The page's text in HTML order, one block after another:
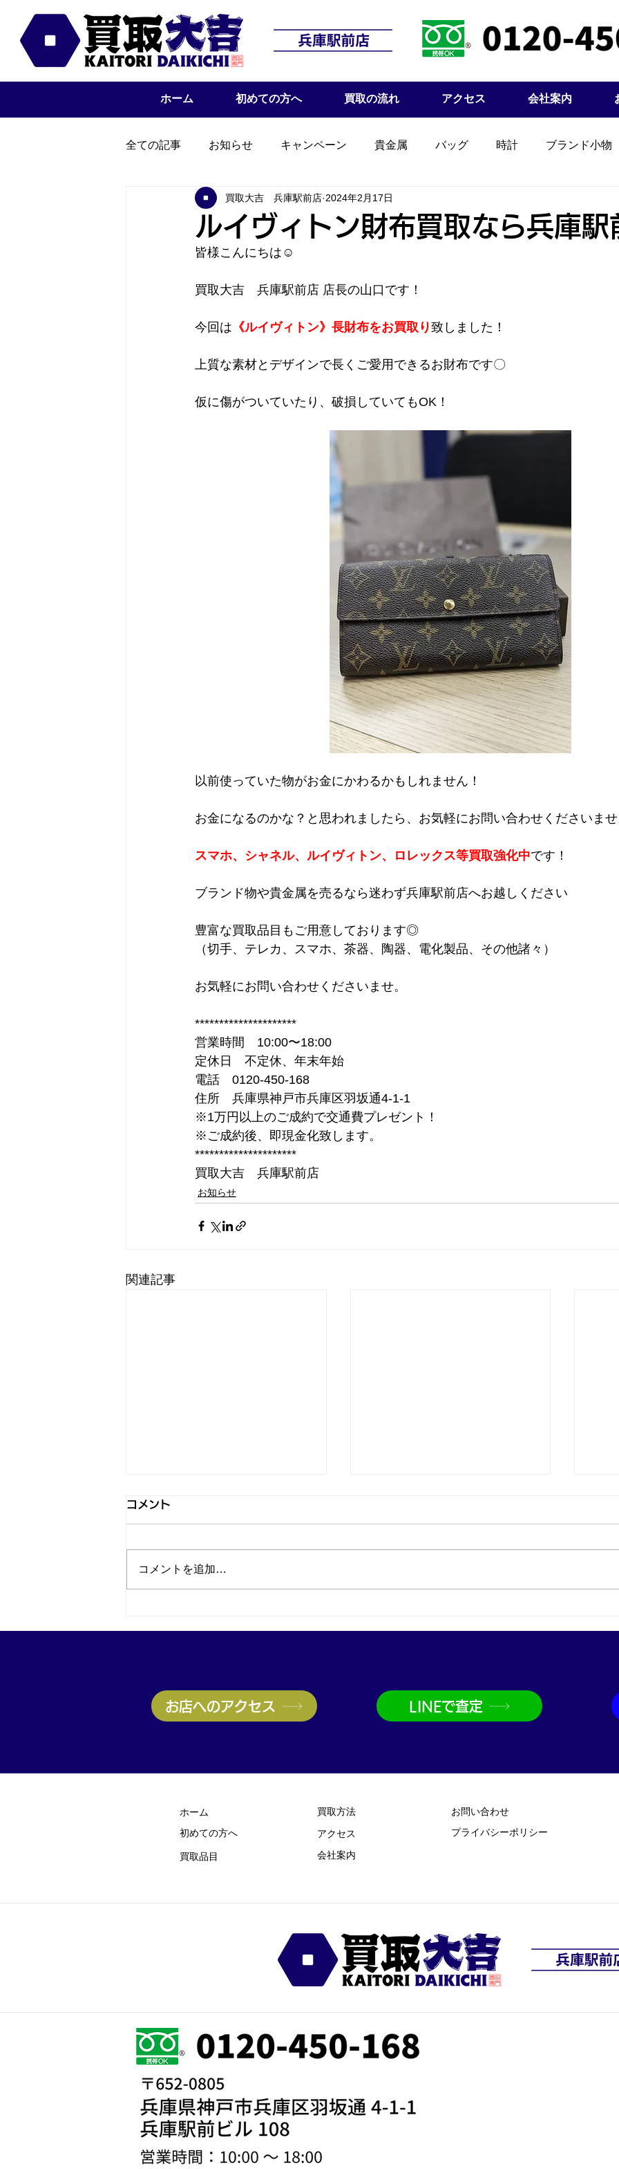
ホーム 初めての方へ 買取の流れ アクセス 会社案内
全ての記事 お知らせ キャンペーン 貴金属 バッグ 時計 ブランド小物
ルイヴィトン財布買取なら兵庫駅
買取大吉 兵庫駅前店 2024年2月17日
皆様こんにちは☺
買取大吉　兵庫駅前店 店長の山口です！
今回は 《ルイヴィトン》長財布をお買取り致しました！
上質な素材とデザインで長くご愛用できるお財布です〇
仮に傷がついていたり、破損していてもOK！
以前使っていた物がお金にかわるかもしれません！
お金になるのかな？と思われましたら、お気軽にお問い合わせくださいま
スマホ、シャネル、ルイヴィトン、ロレックス等買取強化中です！
ブランド物や貴金属を売るなら迷わず兵庫駅前店へお越しください
豊富な買取品目もご用意しております◎
（切手、テレカ、スマホ、茶器、陶器、電化製品、その他諸々）
お気軽にお問い合わせくださいませ。
*********************
営業時間　10:00〜18:00
定休日　不定休、年末年始
電話　0120-450-168
住所　兵庫県神戸市兵庫区羽坂通4-1-1
※1万円以上のご成約で交通費プレゼント！
※ご成約後、即現金化致します。
*********************
買取大吉　兵庫駅前店
お知らせ
関連記事
コメント
コメントを追加…
お店へのアクセス LINEで査定
ホーム
初めての方​へ
買取品目
買取方法
​アクセス
お問い合わせ
プライバシーポリシー
​会社案内